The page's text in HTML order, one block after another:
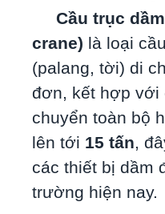
Cầu trục
crane) là loại
(palang, tời) di
đơn, kết hợp với
chuyển toàn bộ
lên tới 15 tấn,
các thiết bị dầm
trường hiện nay.